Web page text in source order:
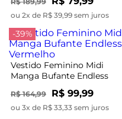
ou 2x de R$ 39,99 sem juros
-39%
Vestido Feminino Midi
Manga Bufante Endless
R$ 164,99 R$ 99,99
ou 3x de R$ 33,33 sem juros